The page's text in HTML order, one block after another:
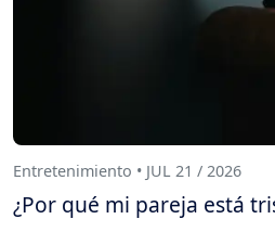
Entretenimiento • JUL 21 / 2026
¿Por qué mi pareja está